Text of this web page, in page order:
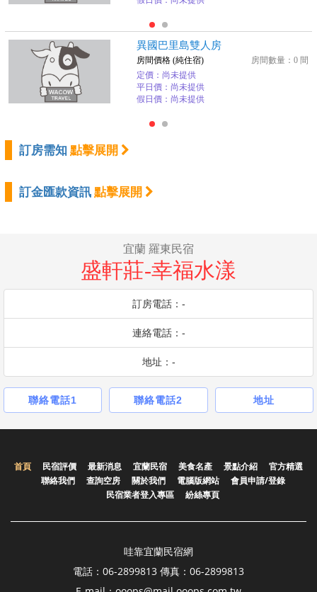
異國巴里島雙人房
房間數量：0 間
房間價格 (純住宿)
定價：尚未提供
平日價：尚未提供
假日價：尚未提供
訂房需知 點擊展開
訂金匯款資訊 點擊展開
宜蘭 羅東民宿
盛軒莊-幸福水漾
訂房電話：-
連絡電話：-
地址：-
聯絡電話1 聯絡電話2 地址
首頁 民宿評價 最新消息 宜蘭民宿 美食名產 景點介紹
官方精選
聯絡我們
查詢空房 關於我們 電腦版網站
會員申請/登錄
民宿業者登入專區
紛絲專頁
哇靠宜蘭民宿網
電話：06-2899813 傳真：06-2899813